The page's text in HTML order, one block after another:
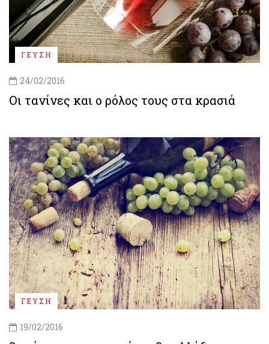
ΓΕΥΣΗ
24/02/2016
Οι τανίνες και ο ρόλος τους στα κρασιά
ΓΕΥΣΗ
19/02/2016